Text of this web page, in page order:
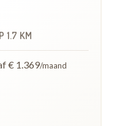
1.7 KM
€ 1.369/maand